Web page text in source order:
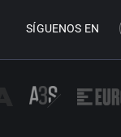
SÍGUENOS EN